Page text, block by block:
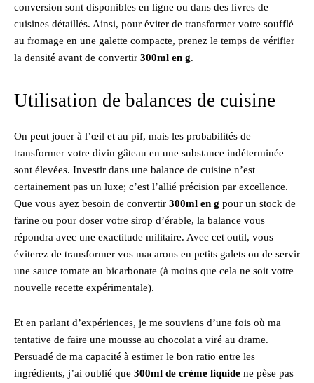
conversion sont disponibles en ligne ou dans des livres de
cuisines détaillés. Ainsi, pour éviter de transformer votre soufflé
au fromage en une galette compacte, prenez le temps de vérifier
la densité avant de convertir 300ml en g.
Utilisation de balances de cuisine
On peut jouer à l’œil et au pif, mais les probabilités de
transformer votre divin gâteau en une substance indéterminée
sont élevées. Investir dans une balance de cuisine n’est
certainement pas un luxe; c’est l’allié précision par excellence.
Que vous ayez besoin de convertir 300ml en g pour un stock de
farine ou pour doser votre sirop d’érable, la balance vous
répondra avec une exactitude militaire. Avec cet outil, vous
éviterez de transformer vos macarons en petits galets ou de servir
une sauce tomate au bicarbonate (à moins que cela ne soit votre
nouvelle recette expérimentale).
Et en parlant d’expériences, je me souviens d’une fois où ma
tentative de faire une mousse au chocolat a viré au drame.
Persuadé de ma capacité à estimer le bon ratio entre les
ingrédients, j’ai oublié que 300ml de crème liquide ne pèse pas